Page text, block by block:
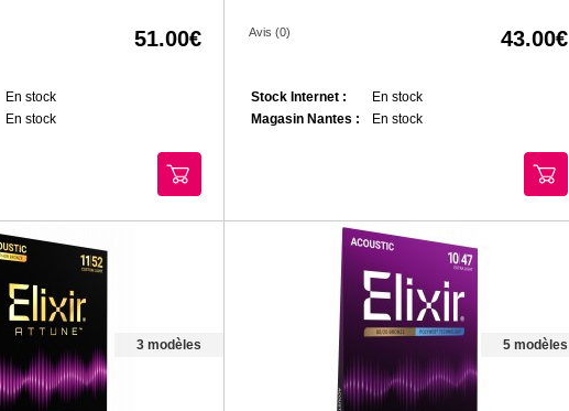
51.00
En stock
En stock
Avis (0) 43.00
Stock Internet :
En stock
Magasin Nantes :
En stock
3 modèles 5 modèles